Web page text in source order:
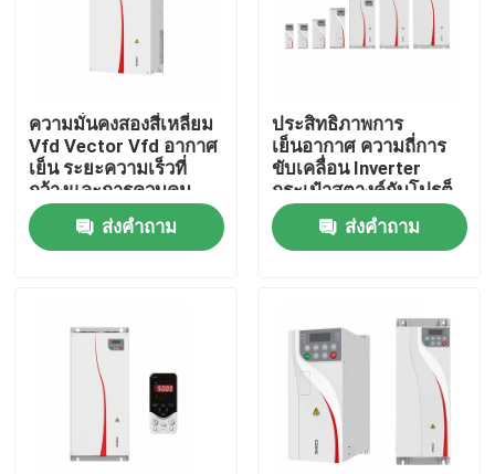
เกี่ยวกับเรา
ทัวร์โรงงาน
การควบคุมคุณภาพ
ติดต่อเรา
ข่าว
ไดรฟ์ความถี่ตัวแปร VFD
ความมั่นคงสองสี่เหลี่ยม
Vfd Vector Vfd อากาศ
เย็น ระยะความเร็วที่
กว้างและการควบคุม
แม่นยําสําหรับการขับ
เคลื่อนมอเตอร์
ส่งคำถาม
ประสิทธิภาพการ
เย็นอากาศ ความถี่การ
ขับเคลื่อน Inverter
กระเป๋าสตางค์กับโปรต็
อกอลการสื่อสาร
Modbus RTUส่งคำถาม